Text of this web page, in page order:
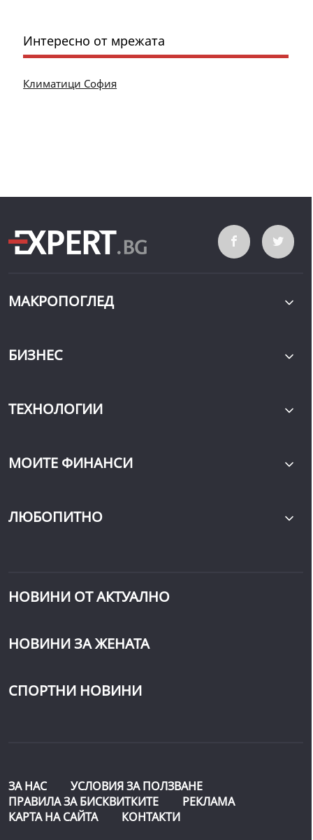
Интересно от мрежата
Климатици София
МАКРОПОГЛЕД
БИЗНЕС
ТЕХНОЛОГИИ
МОИТЕ ФИНАНСИ
ЛЮБОПИТНО
НОВИНИ ОТ АКТУАЛНО
НОВИНИ ЗА ЖЕНАТА
СПОРТНИ НОВИНИ
ЗА НАС
УСЛОВИЯ ЗА ПОЛЗВАНЕ
ПРАВИЛА ЗА БИСКВИТКИТЕ
РЕКЛАМА
КАРТА НА САЙТА
КОНТАКТИ